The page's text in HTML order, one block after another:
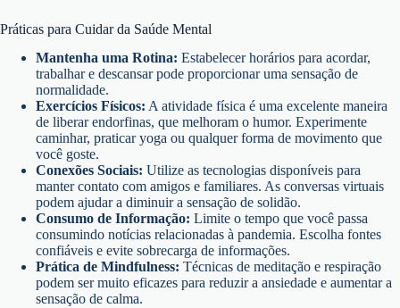
Práticas para Cuidar da Saúde Mental
Mantenha uma Rotina: Estabelecer horários para acordar,
trabalhar e descansar pode proporcionar uma sensação de
normalidade.
Exercícios Físicos: A atividade física é uma excelente maneira
de liberar endorfinas, que melhoram o humor. Experimente
caminhar, praticar yoga ou qualquer forma de movimento que
você goste.
Conexões Sociais: Utilize as tecnologias disponíveis para
manter contato com amigos e familiares. As conversas virtuais
podem ajudar a diminuir a sensação de solidão.
Consumo de Informação: Limite o tempo que você passa
consumindo notícias relacionadas à pandemia. Escolha fontes
confiáveis e evite sobrecarga de informações.
Prática de Mindfulness: Técnicas de meditação e respiração
podem ser muito eficazes para reduzir a ansiedade e aumentar a
sensação de calma.